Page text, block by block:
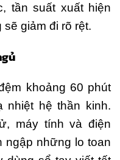
tần suất xuất hiện
giảm đi rõ rệt.
khoảng 60 phút
nhiệt hệ thần kinh.
máy tính và điện
ngập những lo toan